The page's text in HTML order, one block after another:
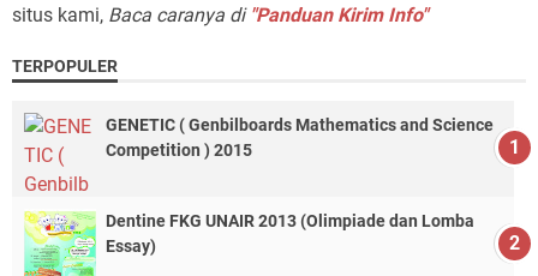
situs kami, Baca caranya di "Panduan Kirim Info"
TERPOPULER
GENETIC ( Genbilboards Mathematics and Science
Competition ) 2015
Dentine FKG UNAIR 2013 (Olimpiade dan Lomba
Essay)